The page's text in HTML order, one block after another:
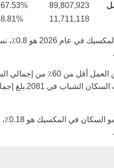
89,807,923
67.53%
11,711,118
8.81%